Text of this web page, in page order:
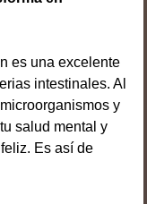
es una excelente
intestinales. Al
y
salud mental y
Es así de